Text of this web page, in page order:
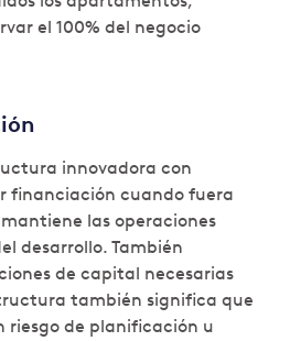
el 100% del negocio
innovadora con
financiación cuando fuera
las operaciones
desarrollo. También
de capital necesarias
también significa que
riesgo de planificación u